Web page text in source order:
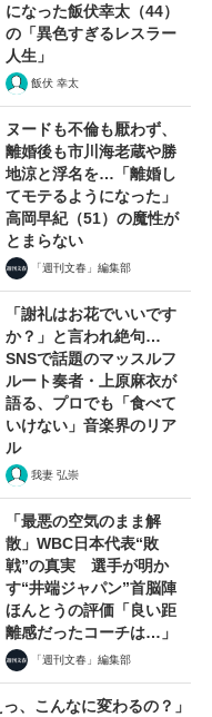
になった飯伏幸太（44）
の「異色すぎるレスラー
人生」
飯伏 幸太
ヌードも不倫も厭わず、
離婚後も市川海老蔵や勝
地涼と浮名を…「離婚し
てモテるようになった」
高岡早紀（51）の魔性が
とまらない
「週刊文春」編集部
「謝礼はお花でいいです
か？」と言われ絶句…
SNSで話題のマッスルフ
ルート奏者・上原麻衣が
語る、プロでも「食べて
いけない」音楽界のリア
ル
我妻 弘崇
「最悪の空気のまま解
散」WBC日本代表“敗
戦”の真実 選手が明か
す“井端ジャパン”首脳陣
ほんとうの評価「良い距
離感だったコーチは…」
「週刊文春」編集部
っ、こんなに変わるの？」